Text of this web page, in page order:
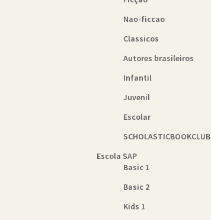
Nao-ficcao
Classicos
Autores brasileiros
Infantil
Juvenil
Escolar
SCHOLASTICBOOKCLUB
Escola SAP
Basic 1
Basic 2
Kids 1